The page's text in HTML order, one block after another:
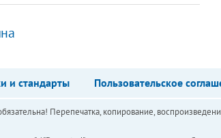
и стандарты Пользовательское
Перепечатка, копирование,